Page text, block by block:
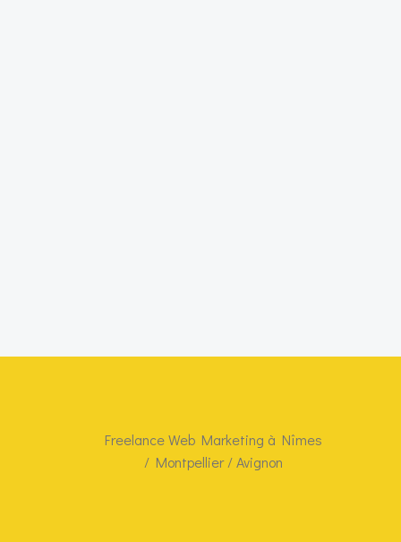
Freelance Web Marketing à Nîmes
/ Montpellier / Avignon